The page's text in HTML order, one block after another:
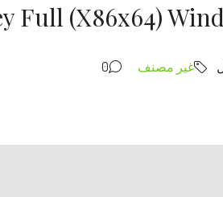
Full (x86x64)
غير مصنف 0